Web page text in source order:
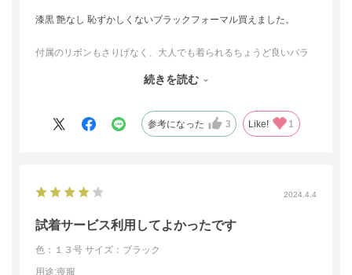
漆黒 艶なし 恥ずかしくないブラックフォーマル買えました。
付属のリボンもさりげなく、大人でも着られるちょうど良いバラ
す！
続きを読む
参考になった 3 Like! 1
2024.4.4
試着サービス利用してよかったです
色：１３号 サイズ：ブラック
用途:喪服